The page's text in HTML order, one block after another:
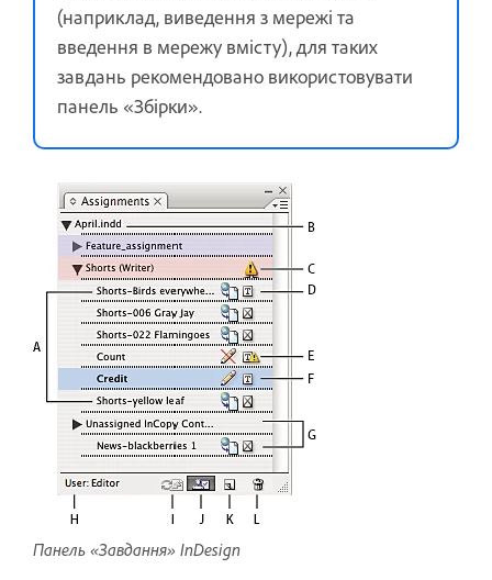
(наприклад, виведення з мережі та
введення в мережу вмісту), для таких
завдань рекомендовано використовувати
панель «Збірки».
Панель «Завдання» InDesign